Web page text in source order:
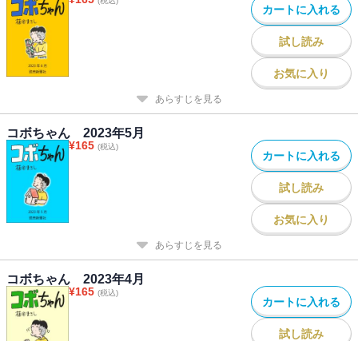
カートに入れる
試し読み
お気に入り
あらすじを見る
コボちゃん 2023年5月
¥165 (税込)
カートに入れる
試し読み
お気に入り
あらすじを見る
コボちゃん 2023年4月
¥165 (税込)
カートに入れる
試し読み